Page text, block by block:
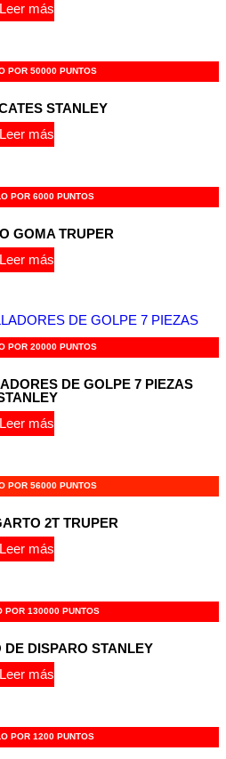
Leer más
POR 50000 PUNTOS
STANLEY
Leer más
POR 6000 PUNTOS
GOMA TRUPER
Leer más
POR 20000 PUNTOS
DE GOLPE 7 PIEZAS
Leer más
POR 56000 PUNTOS
2T TRUPER
Leer más
POR 130000 PUNTOS
DE DISPARO STANLEY
Leer más
POR 1200 PUNTOS